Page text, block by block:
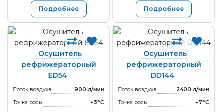
Подробнее Подробнее
Осушитель
рефрижераторный
ED54
Поток воздуха
900 л/мин
Точка росы
+3°С
Осушитель
рефрижераторный
DD144
Поток воздуха
2400 л/мин
Точка росы
+7°С